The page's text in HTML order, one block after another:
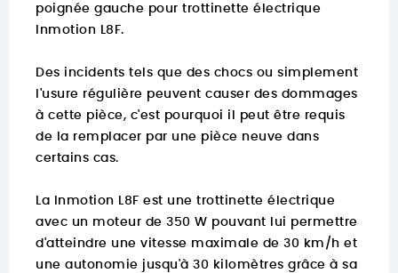
poignée gauche pour trottinette électrique
Inmotion L8F.
Des incidents tels que des chocs ou simplement
l'usure régulière peuvent causer des dommages
à cette pièce, c'est pourquoi il peut être requis
de la remplacer par une pièce neuve dans
certains cas.
La Inmotion L8F est une trottinette électrique
avec un moteur de 350 W pouvant lui permettre
d'atteindre une vitesse maximale de 30 km/h et
une autonomie jusqu'à 30 kilomètres grâce à sa